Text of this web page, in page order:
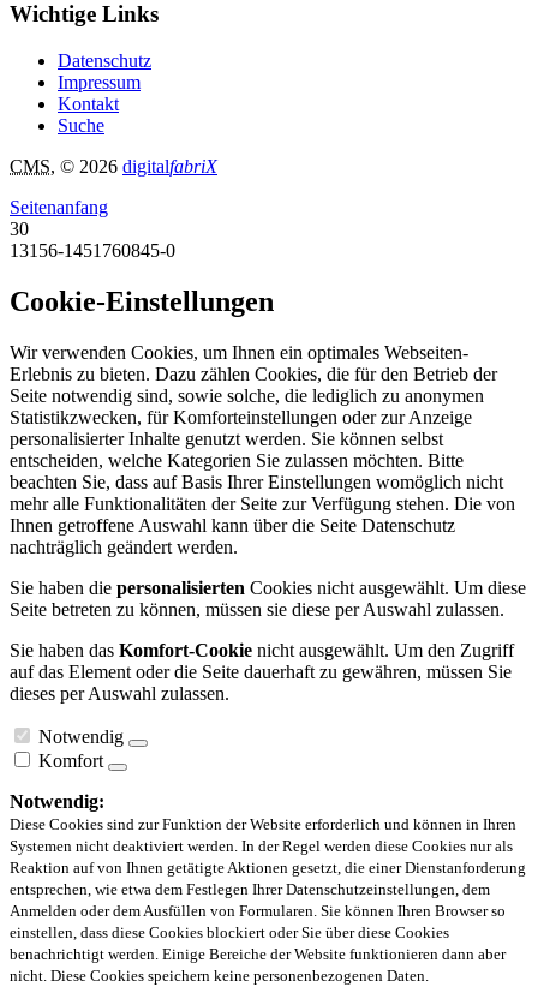
Wichtige Links
Datenschutz
Impressum
Kontakt
Suche
CMS, © 2026 digitalfabriX
Seitenanfang
30
13156-1451760845-0
Cookie-Einstellungen
Wir verwenden Cookies, um Ihnen ein optimales Webseiten-
Erlebnis zu bieten. Dazu zählen Cookies, die für den Betrieb der
Seite notwendig sind, sowie solche, die lediglich zu anonymen
Statistikzwecken, für Komforteinstellungen oder zur Anzeige
personalisierter Inhalte genutzt werden. Sie können selbst
entscheiden, welche Kategorien Sie zulassen möchten. Bitte
beachten Sie, dass auf Basis Ihrer Einstellungen womöglich nicht
mehr alle Funktionalitäten der Seite zur Verfügung stehen. Die von
Ihnen getroffene Auswahl kann über die Seite Datenschutz
nachträglich geändert werden.
Sie haben die personalisierten Cookies nicht ausgewählt. Um diese
Seite betreten zu können, müssen sie diese per Auswahl zulassen.
Sie haben das Komfort-Cookie nicht ausgewählt. Um den Zugriff
auf das Element oder die Seite dauerhaft zu gewähren, müssen Sie
dieses per Auswahl zulassen.
Notwendig
Komfort
Notwendig:
Diese Cookies sind zur Funktion der Website erforderlich und können in Ihren
Systemen nicht deaktiviert werden. In der Regel werden diese Cookies nur als
Reaktion auf von Ihnen getätigte Aktionen gesetzt, die einer Dienstanforderung
entsprechen, wie etwa dem Festlegen Ihrer Datenschutzeinstellungen, dem
Anmelden oder dem Ausfüllen von Formularen. Sie können Ihren Browser so
einstellen, dass diese Cookies blockiert oder Sie über diese Cookies
benachrichtigt werden. Einige Bereiche der Website funktionieren dann aber
nicht. Diese Cookies speichern keine personenbezogenen Daten.